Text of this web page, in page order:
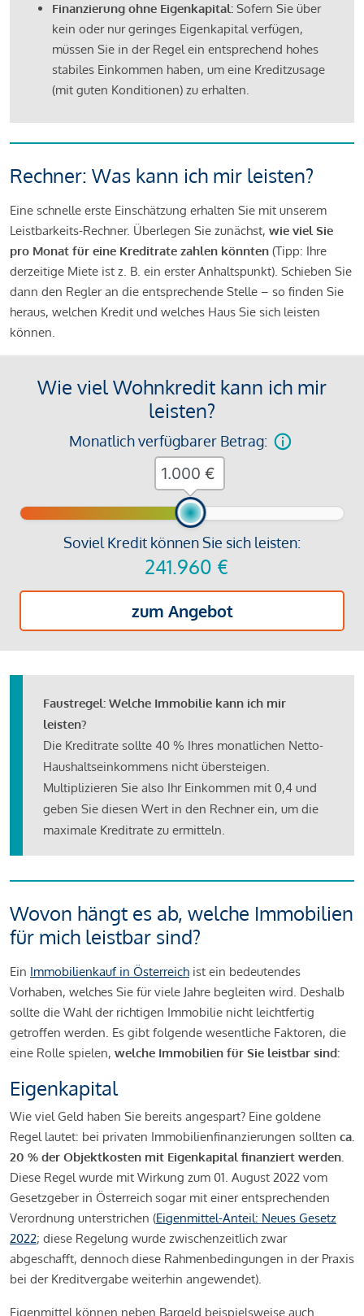
Finanzierung ohne Eigenkapital: Sofern Sie über
kein oder nur geringes Eigenkapital verfügen,
müssen Sie in der Regel ein entsprechend hohes
stabiles Einkommen haben, um eine Kreditzusage
(mit guten Konditionen) zu erhalten.
Rechner: Was kann ich mir leisten?
Eine schnelle erste Einschätzung erhalten Sie mit unserem
Leistbarkeits-Rechner. Überlegen Sie zunächst, wie viel Sie
pro Monat für eine Kreditrate zahlen könnten (Tipp: Ihre
derzeitige Miete ist z. B. ein erster Anhaltspunkt). Schieben Sie
dann den Regler an die entsprechende Stelle – so finden Sie
heraus, welchen Kredit und welches Haus Sie sich leisten
können.
Wie viel Wohnkredit kann ich mir
leisten?
Monatlich verfügbarer Betrag:
Soviel Kredit können Sie sich leisten:
241.960 €
zum Angebot
€
Faustregel: Welche Immobilie kann ich mir
leisten?
Die Kreditrate sollte 40 % Ihres monatlichen Netto-
Haushaltseinkommens nicht übersteigen.
Multiplizieren Sie also Ihr Einkommen mit 0,4 und
geben Sie diesen Wert in den Rechner ein, um die
maximale Kreditrate zu ermitteln.
Wovon hängt es ab, welche Immobilien
für mich leistbar sind?
Ein Immobilienkauf in Österreich ist ein bedeutendes
Vorhaben, welches Sie für viele Jahre begleiten wird. Deshalb
sollte die Wahl der richtigen Immobilie nicht leichtfertig
getroffen werden. Es gibt folgende wesentliche Faktoren, die
eine Rolle spielen, welche Immobilien für Sie leistbar sind:
Eigenkapital
Wie viel Geld haben Sie bereits angespart? Eine goldene
Regel lautet: bei privaten Immobilienfinanzierungen sollten ca.
20 % der Objektkosten mit Eigenkapital finanziert werden.
Diese Regel wurde mit Wirkung zum 01. August 2022 vom
Gesetzgeber in Österreich sogar mit einer entsprechenden
Verordnung unterstrichen (Eigenmittel-Anteil: Neues Gesetz
2022; diese Regelung wurde zwischenzeitlich zwar
abgeschafft, dennoch diese Rahmenbedingungen in der Praxis
bei der Kreditvergabe weiterhin angewendet).
Eigenmittel können neben Bargeld beispielsweise auch